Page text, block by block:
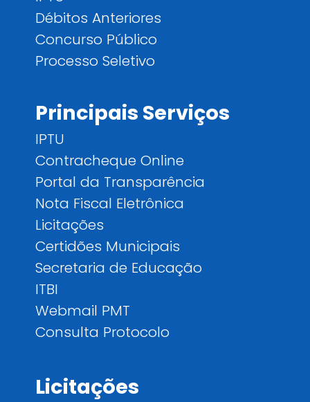
Débitos Anteriores
Concurso Público
Processo Seletivo
Principais Serviços
IPTU
Contracheque Online
Portal da Transparência
Nota Fiscal Eletrônica
Licitações
Certidões Municipais
Secretaria de Educação
ITBI
Webmail PMT
Consulta Protocolo
Licitações